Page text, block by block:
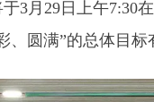
3月29日上午7:30
圆满”的总体目标